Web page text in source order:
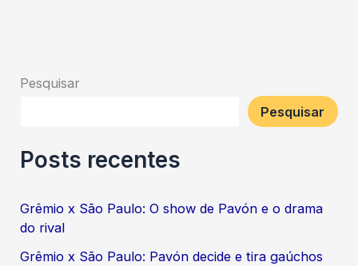
Pesquisar
Pesquisar
Posts recentes
Grêmio x São Paulo: O show de Pavón e o drama
do rival
Grêmio x São Paulo: Pavón decide e tira gaúchos